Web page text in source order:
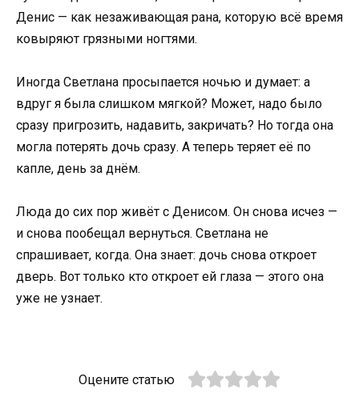
Денис — как незаживающая рана, которую всё время
ковыряют грязными ногтями.
Иногда Светлана просыпается ночью и думает: а
вдруг я была слишком мягкой? Может, надо было
сразу пригрозить, надавить, закричать? Но тогда она
могла потерять дочь сразу. А теперь теряет её по
капле, день за днём.
Люда до сих пор живёт с Денисом. Он снова исчез —
и снова пообещал вернуться. Светлана не
спрашивает, когда. Она знает: дочь снова откроет
дверь. Вот только кто откроет ей глаза — этого она
уже не узнает.
Оцените статью